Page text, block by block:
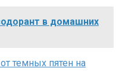
в домашних
темных пятен на